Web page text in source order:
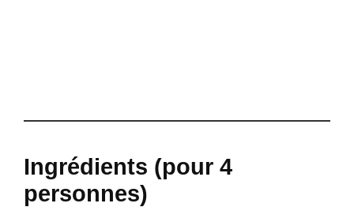
Ingrédients (pour 4
personnes)